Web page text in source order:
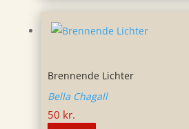
Brennende Lichter
Bella Chagall
50 kr.